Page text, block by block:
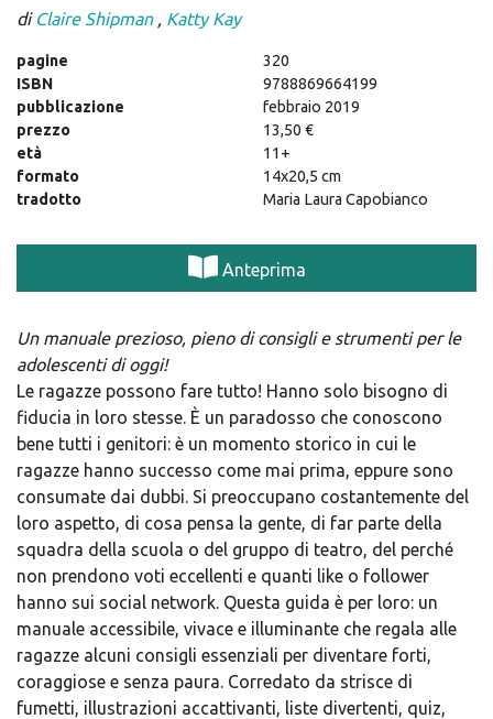
di Claire Shipman , Katty Kay
pagine
320
ISBN
9788869664199
pubblicazione
febbraio 2019
prezzo
13,50 €
età
11+
formato
14x20,5 cm
tradotto
Maria Laura Capobianco
Anteprima
Un manuale prezioso, pieno di consigli e strumenti per le
adolescenti di oggi!
Le ragazze possono fare tutto! Hanno solo bisogno di
fiducia in loro stesse. È un paradosso che conoscono
bene tutti i genitori: è un momento storico in cui le
ragazze hanno successo come mai prima, eppure sono
consumate dai dubbi. Si preoccupano costantemente del
loro aspetto, di cosa pensa la gente, di far parte della
squadra della scuola o del gruppo di teatro, del perché
non prendono voti eccellenti e quanti like o follower
hanno sui social network. Questa guida è per loro: un
manuale accessibile, vivace e illuminante che regala alle
ragazze alcuni consigli essenziali per diventare forti,
coraggiose e senza paura. Corredato da strisce di
fumetti, illustrazioni accattivanti, liste divertenti, quiz,